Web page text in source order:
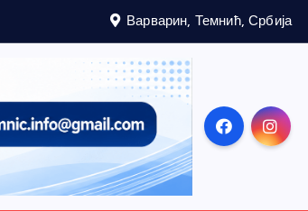
Варварин, Темнић, Србија